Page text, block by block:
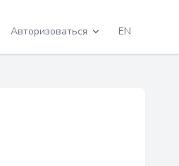
Авторизоваться EN